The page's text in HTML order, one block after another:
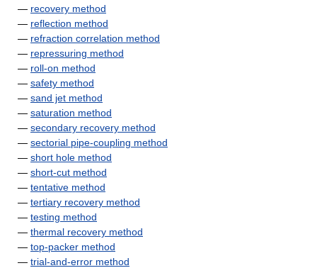
— recovery method
— reflection method
— refraction correlation method
— repressuring method
— roll-on method
— safety method
— sand jet method
— saturation method
— secondary recovery method
— sectorial pipe-coupling method
— short hole method
— short-cut method
— tentative method
— tertiary recovery method
— testing method
— thermal recovery method
— top-packer method
— trial-and-error method